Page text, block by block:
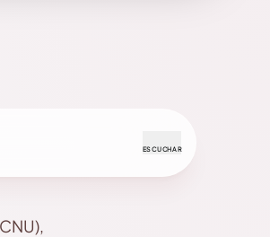
ESCUCHAR